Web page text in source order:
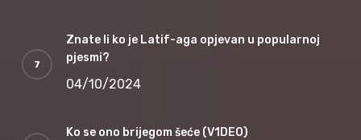
Znate li ko je Latif-aga opjevan u popularnoj
pjesmi?
04/10/2024
Ko se ono brijegom šeće (V1DEO)